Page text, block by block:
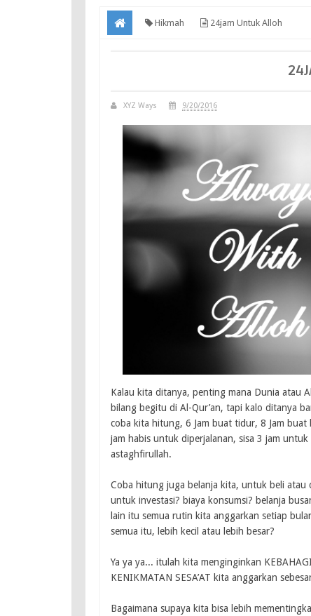
Hikmah 24jam Untuk Alloh
XYZ Ways 9/20/2016
Kalau kita ditanya, penting mana Dunia atau
bilang begitu di Al-Qur’an, tapi kalo ditanya
coba kita hitung, 6 Jam buat tidur, 8 Jam
jam habis untuk diperjalanan, sisa 3 jam
astaghfirullah.
Coba hitung juga belanja kita, untuk beli atau
untuk investasi? biaya konsumsi? belanja
lain itu semua rutin kita anggarkan setiap
semua itu, lebih kecil atau lebih besar?
Ya ya ya... itulah kita menginginkan
KENIKMATAN SESA’AT kita anggarkan
Bagaimana supaya kita bisa lebih